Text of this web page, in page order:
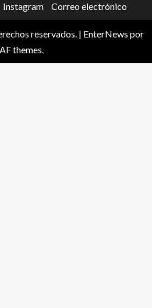
Instagram Correo electrónico
reservados. | EnterNews por
AF themes.